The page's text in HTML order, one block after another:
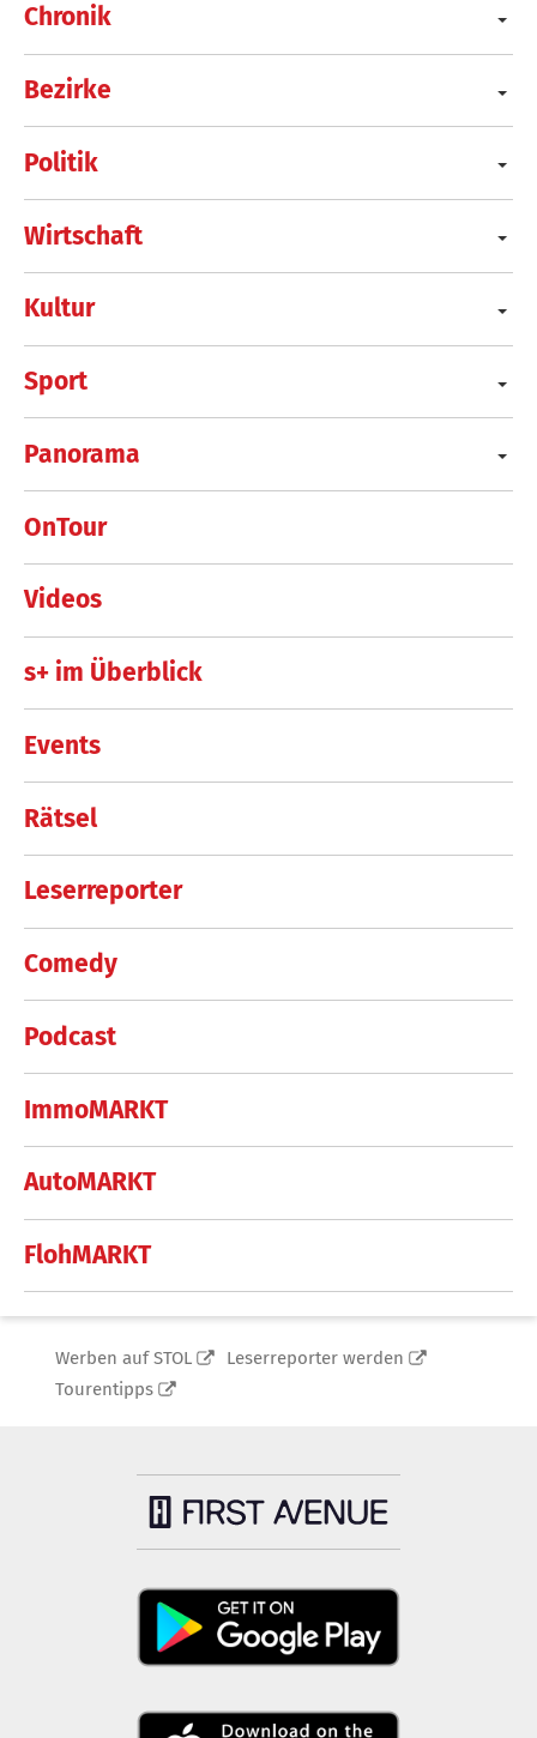
Chronik
Bezirke
Politik
Wirtschaft
Kultur
Sport
Panorama
OnTour
Videos
s+ im Überblick
Events
Rätsel
Leserreporter
Comedy
Podcast
ImmoMARKT
AutoMARKT
FlohMARKT
Werben auf STOL
Leserreporter werden
Tourentipps